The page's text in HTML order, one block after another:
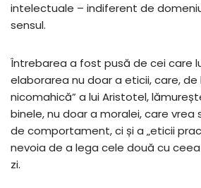
intelectuale – indiferent de
sensul.
Întrebarea a fost pusă de cei care
elaborarea nu doar a eticii, care, de
nicomahică” a lui Aristotel,
binele, nu doar a moralei, care
de comportament, ci și a „eticii
nevoia de a lega cele două cu
zi.